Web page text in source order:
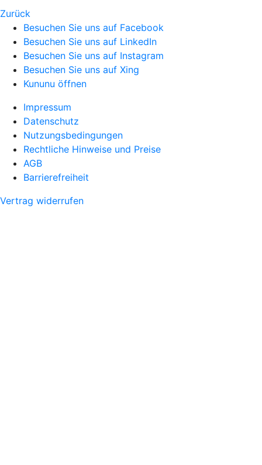
Zurück
Besuchen Sie uns auf Facebook
Besuchen Sie uns auf LinkedIn
Besuchen Sie uns auf Instagram
Besuchen Sie uns auf Xing
Kununu öffnen
Impressum
Datenschutz
Nutzungsbedingungen
Rechtliche Hinweise und Preise
AGB
Barrierefreiheit
Vertrag widerrufen